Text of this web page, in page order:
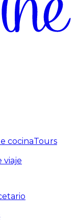
cocinaTours
viaje